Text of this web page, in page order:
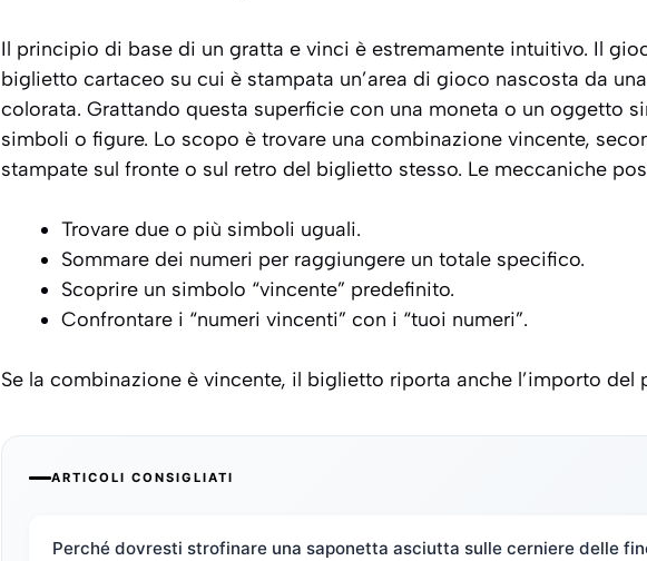
Il principio di base di un gratta e vinci è estremamente intuitivo. Il
biglietto cartaceo su cui è stampata un’area di gioco nascosta da
colorata. Grattando questa superficie con una moneta o un oggetto
simboli o figure. Lo scopo è trovare una combinazione vincente,
stampate sul fronte o sul retro del biglietto stesso. Le meccaniche
Trovare due o più simboli uguali.
Sommare dei numeri per raggiungere un totale specifico.
Scoprire un simbolo “vincente” predefinito.
Confrontare i “numeri vincenti” con i “tuoi numeri”.
Se la combinazione è vincente, il biglietto riporta anche l’importo del
ARTICOLI CONSIGLIATI
Perché dovresti strofinare una saponetta asciutta sulle cerniere delle